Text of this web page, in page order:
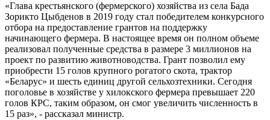
«Глава крестьянского (фермерского) хозяйства из села Бада
Зорикто Цыбденов в 2019 году стал победителем конкурсного
отбора на предоставление грантов на поддержку
начинающего фермера. В настоящее время он полном объеме
реализовал полученные средства в размере 3 миллионов на
проект по развитию животноводства. Грант позволил ему
приобрести 15 голов крупного рогатого скота, трактор
«Беларус» и шесть единиц другой сельхозтехники. Сегодня
поголовье в хозяйстве у хилокского фермера превышает 220
голов КРС, таким образом, он смог увеличить численность в
15 раз», - рассказал министр.